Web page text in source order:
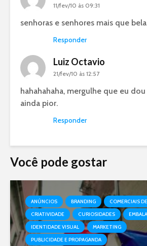
11/fev/10 às 09:31
senhoras e senhores mais que
Responder
Luiz Octavio
21/fev/10 às 12:57
hahahahaha, mergulhe que eu
ainda pior.
Responder
Você pode gostar
ANÚNCIOS BRANDING
COMERCIAIS
CRIATIVIDADE
CURIOSIDADES
IDENTIDADE VISUAL
MARKETING
PUBLICIDADE E PROPAGANDA